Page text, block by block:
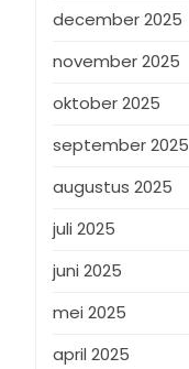
december 2025
november 2025
oktober 2025
september 2025
augustus 2025
juli 2025
juni 2025
mei 2025
april 2025